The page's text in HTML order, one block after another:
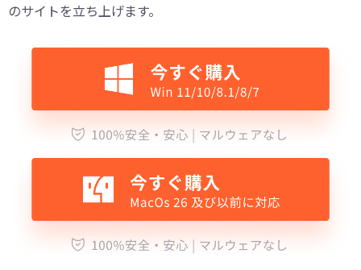
のサイトを立ち上げます。